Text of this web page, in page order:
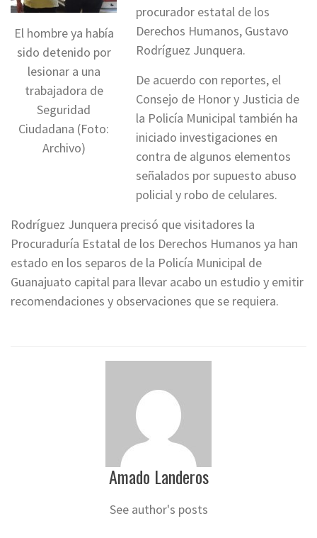
El hombre ya había
sido detenido por
lesionar a una
trabajadora de
Seguridad
Ciudadana (Foto:
Archivo)
procurador estatal de los
Derechos Humanos, Gustavo
Rodríguez Junquera.
De acuerdo con reportes, el
Consejo de Honor y Justicia de
la Policía Municipal también ha
iniciado investigaciones en
contra de algunos elementos
señalados por supuesto abuso
policial y robo de celulares.
Rodríguez Junquera precisó que visitadores la
Procuraduría Estatal de los Derechos Humanos ya han
estado en los separos de la Policía Municipal de
Guanajuato capital para llevar acabo un estudio y emitir
recomendaciones y observaciones que se requiera.
Amado Landeros
See author's posts